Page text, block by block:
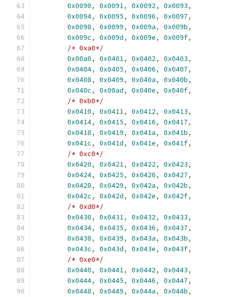
0x0090, 0x0091, 0x0092, 0x0093,
0x0094, 0x0095, 0x0096, 0x0097,
0x0098, 0x0099, 0x009a, 0x009b,
0x009c, 0x009d, 0x009e, 0x009f,
/* 0xa0*/
0x00a0, 0x0401, 0x0402, 0x0403,
0x0404, 0x0405, 0x0406, 0x0407,
0x0408, 0x0409, 0x040a, 0x040b,
0x040c, 0x00ad, 0x040e, 0x040f,
/* 0xb0*/
0x0410, 0x0411, 0x0412, 0x0413,
0x0414, 0x0415, 0x0416, 0x0417,
0x0418, 0x0419, 0x041a, 0x041b,
0x041c, 0x041d, 0x041e, 0x041f,
/* 0xc0*/
0x0420, 0x0421, 0x0422, 0x0423,
0x0424, 0x0425, 0x0426, 0x0427,
0x0428, 0x0429, 0x042a, 0x042b,
0x042c, 0x042d, 0x042e, 0x042f,
/* 0xd0*/
0x0430, 0x0431, 0x0432, 0x0433,
0x0434, 0x0435, 0x0436, 0x0437,
0x0438, 0x0439, 0x043a, 0x043b,
0x043c, 0x043d, 0x043e, 0x043f,
/* 0xe0*/
0x0440, 0x0441, 0x0442, 0x0443,
0x0444, 0x0445, 0x0446, 0x0447,
0x0448, 0x0449, 0x044a, 0x044b,